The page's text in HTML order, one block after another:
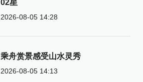
02星
2026-08-05 14:28
乘舟赏景感受山水灵秀
2026-08-05 14:13